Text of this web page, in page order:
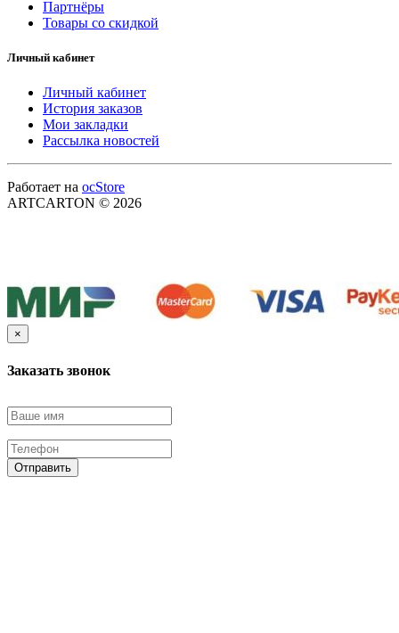
Партнёры
Товары со скидкой
Личный кабинет
Личный кабинет
История заказов
Мои закладки
Рассылка новостей
Работает на ocStore
ARTCARTON © 2026
×
Заказать звонок
Отправить